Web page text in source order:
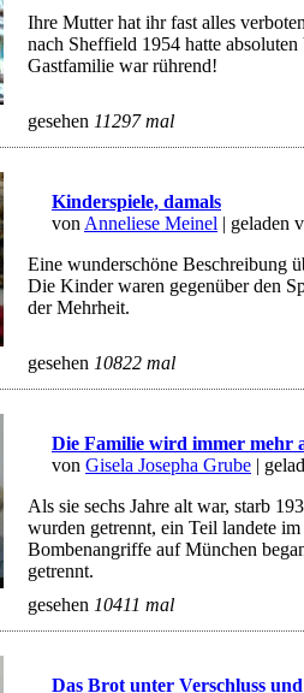
Ihre Mutter hat ihr fast alles
nach Sheffield 1954 hatte
Gastfamilie war rührend!
gesehen 11297 mal
Kinderspiele, damals
von Anneliese Meinel | geladen
Eine wunderschöne Beschreibung
Die Kinder waren gegenüber den
der Mehrheit.
gesehen 10822 mal
Die Familie wird immer mehr
von Gisela Josepha Grube |
Als sie sechs Jahre alt war, starb
wurden getrennt, ein Teil landete
Bombenangriffe auf München
getrennt.
gesehen 10411 mal
Das Brot unter Verschluss